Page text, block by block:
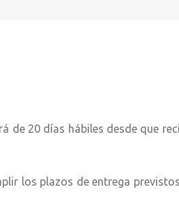
días hábiles desde que
los plazos de entrega